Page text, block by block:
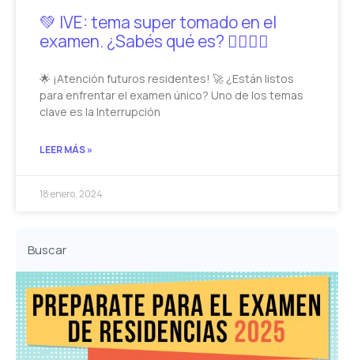
💚 IVE: tema super tomado en el
examen. ¿Sabés qué es? 🙋‍♂️🙋‍♀️
🌟 ¡Atención futuros residentes! 🚀 ¿Están listos
para enfrentar el examen único? Uno de los temas
clave es la Interrupción
LEER MÁS »
18 enero, 2024